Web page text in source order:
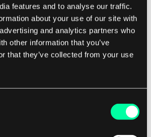
features and to analyse our traffic.
about your use of our site with
and analytics partners who
other information that you’ve
that they’ve collected from your use
behov, basert på ny
tilbakemelding fra interessenter.
er også et nøkkelområde
Team oppfordres til
å søke etter måter å
sitt på, kan team bli mer